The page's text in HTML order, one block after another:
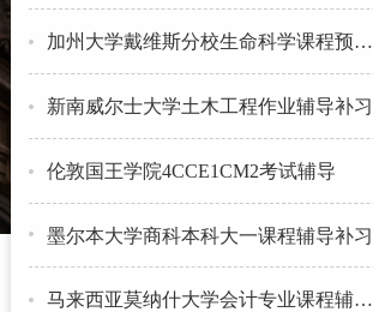
加州大学戴维斯分校生命科学课程预习辅导
新南威尔士大学土木工程作业辅导补习
伦敦国王学院4CCE1CM2考试辅导
墨尔本大学商科本科大一课程辅导补习
马来西亚莫纳什大学会计专业课程辅导补习